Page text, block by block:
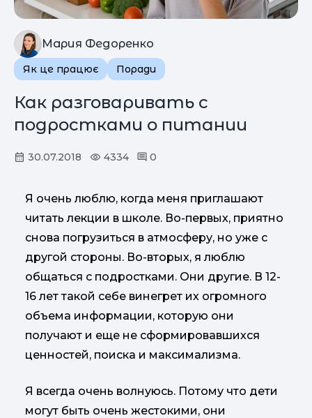
Мария Федоренко
Як це працює Поради
Как разговаривать с
подростками о питании
30.07.2018 4334 0
Я очень люблю, когда меня приглашают
читать лекции в школе. Во-первых, приятно
снова погрузиться в атмосферу, но уже с
другой стороны. Во-вторых, я люблю
общаться с подростками. Они другие. В 12-
16 лет такой себе винегрет их огромного
объема информации, которую они
получают и еще не сформировавшихся
ценностей, поиска и максимализма.
Я всегда очень волнуюсь. Потому что дети
могут быть очень жестокими, они